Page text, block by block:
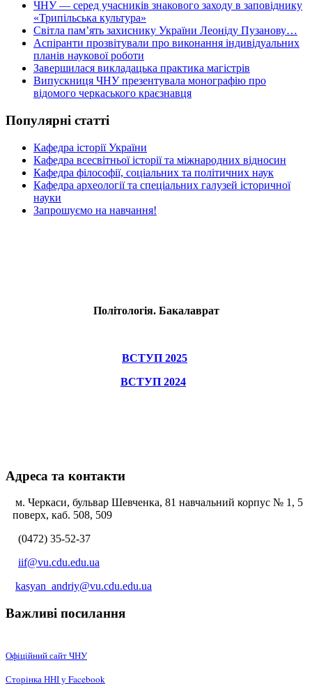
ЧНУ — серед учасників знакового заходу в заповіднику
«Трипільська культура»
Світла пам’ять захиснику України Леоніду Пузанову…
Аспіранти прозвітували про виконання індивідуальних
планів наукової роботи
Завершилася викладацька практика магістрів
Випускниця ЧНУ презентувала монографію про
відомого черкаського краєзнавця
Популярні статті
Кафедра історії України
Кафедра всесвітньої історії та міжнародних відносин
Кафедра філософії, соціальних та політичних наук
Кафедра археології та спеціальних галузей історичної
науки
Запрошуємо на навчання!
Політологія. Бакалаврат
ВСТУП 2025
ВСТУП 2024
Адреса та контакти
м. Черкаси, бульвар Шевченка, 81 навчальний корпус № 1, 5
поверх, каб. 508, 509
(0472) 35-52-37
iif@vu.cdu.edu.ua
kasyan_andriy@vu.cdu.edu.ua
Важливі посилання
Офіційний сайт ЧНУ
Сторінка ННІ у Facebook